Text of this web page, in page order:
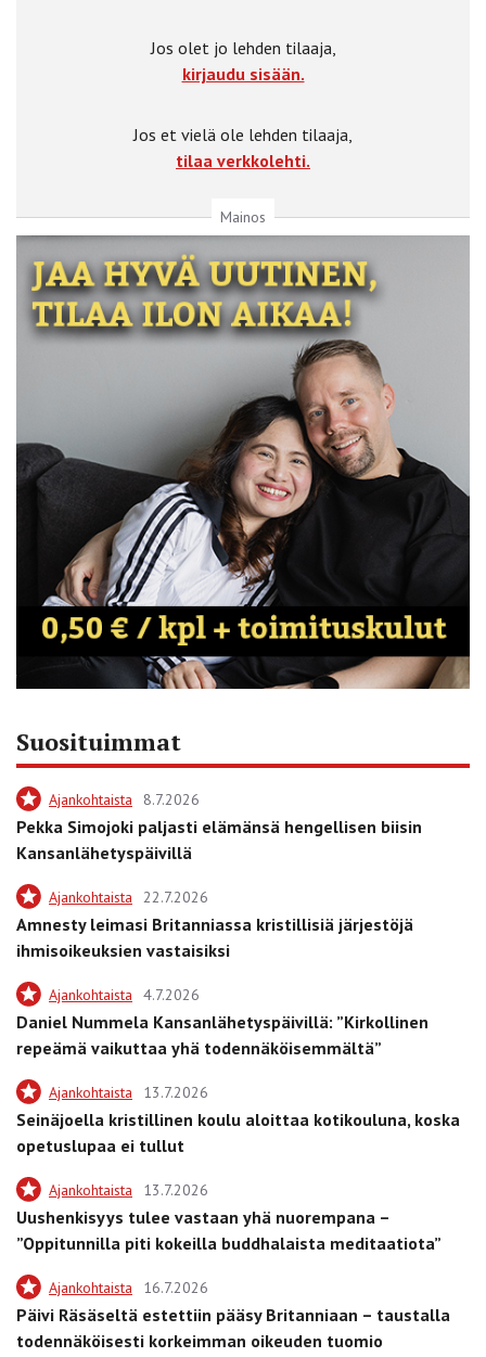
Jos olet jo lehden tilaaja,
kirjaudu sisään.
Jos et vielä ole lehden tilaaja,
tilaa verkkolehti.
Mainos
Suosituimmat
Ajankohtaista 8.7.2026
Pekka Simojoki paljasti elämänsä hengellisen biisin
Kansanlähetyspäivillä
Ajankohtaista 22.7.2026
Amnesty leimasi Britanniassa kristillisiä järjestöjä
ihmisoikeuksien vastaisiksi
Ajankohtaista 4.7.2026
Daniel Nummela Kansanlähetyspäivillä: ”Kirkollinen
repeämä vaikuttaa yhä todennäköisemmältä”
Ajankohtaista 13.7.2026
Seinäjoella kristillinen koulu aloittaa kotikouluna, koska
opetuslupaa ei tullut
Ajankohtaista 13.7.2026
Uushenkisyys tulee vastaan yhä nuorempana –
”Oppitunnilla piti kokeilla buddhalaista meditaatiota”
Ajankohtaista 16.7.2026
Päivi Räsäseltä estettiin pääsy Britanniaan – taustalla
todennäköisesti korkeimman oikeuden tuomio